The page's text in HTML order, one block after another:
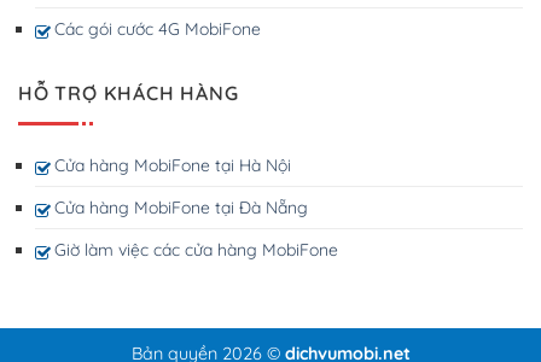
Các gói cước 4G MobiFone
HỖ TRỢ KHÁCH HÀNG
Cửa hàng MobiFone tại Hà Nội
Cửa hàng MobiFone tại Đà Nẵng
Giờ làm việc các cửa hàng MobiFone
Bản quyền 2026 © dichvumobi.net